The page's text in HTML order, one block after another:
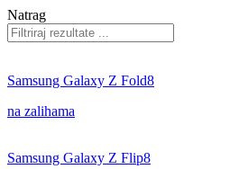
Natrag
Samsung Galaxy Z Fold8
na zalihama
Samsung Galaxy Z Flip8